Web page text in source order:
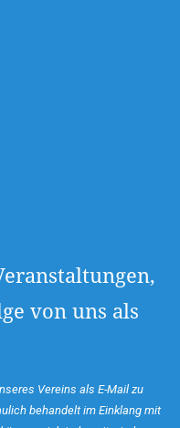
von uns als
Vereins als E-Mail zu
behandelt im Einklang mit